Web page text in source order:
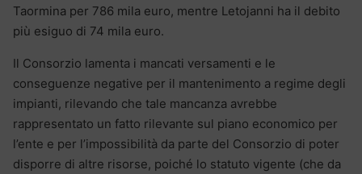
Taormina per 786 mila euro, mentre Letojanni ha il debito
più esiguo di 74 mila euro.
Il Consorzio lamenta i mancati versamenti e le
conseguenze negative per il mantenimento a regime degli
impianti, rilevando che tale mancanza avrebbe
rappresentato un fatto rilevante sul piano economico per
l’ente e per l’impossibilità da parte del Consorzio di poter
disporre di altre risorse, poiché lo statuto vigente (che da